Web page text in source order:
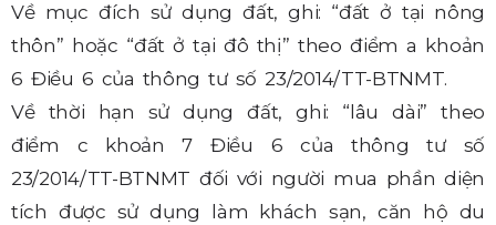
Về mục đích sử dụng đất, ghi: “đất ở tại nông
thôn” hoặc “đất ở tại đô thị” theo điểm a khoản
6 Điều 6 của thông tư số 23/2014/TT-BTNMT.
Về thời hạn sử dụng đất, ghi: “lâu dài” theo
điểm c khoản 7 Điều 6 của thông tư số
23/2014/TT-BTNMT đối với người mua phần diện
tích được sử dụng làm khách sạn, căn hộ du